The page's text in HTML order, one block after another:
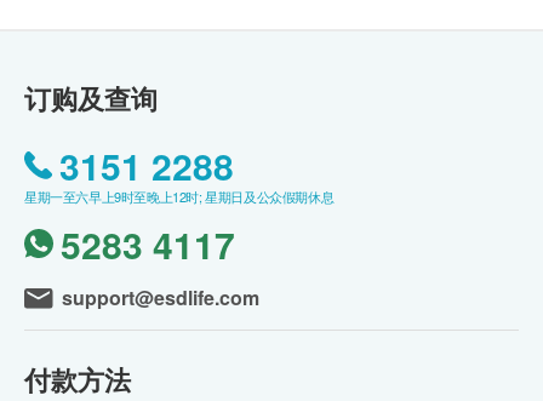
订购及查询
3151 2288
星期一至六早上9时至晚上12时; 星期日及公众假期休息
5283 4117
support@esdlife.com
付款方法